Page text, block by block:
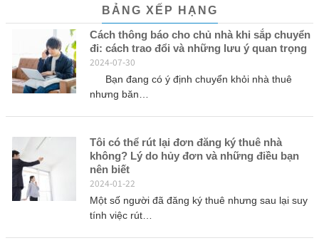
BẢNG XẾP HẠNG
Cách thông báo cho chủ nhà khi sắp chuyển
đi: cách trao đổi và những lưu ý quan trọng
2024-07-30
Bạn đang có ý định chuyển khỏi nhà thuê
nhưng băn…
Tôi có thể rút lại đơn đăng ký thuê nhà
không? Lý do hủy đơn và những điều bạn
nên biết
2024-01-22
Một số người đã đăng ký thuê nhưng sau lại suy
tính việc rút…